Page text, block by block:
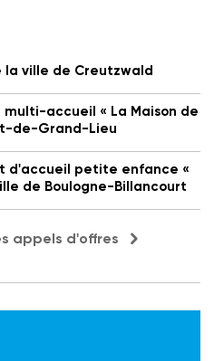
la ville de Creutzwald
accueil « La Maison de
de-Grand-Lieu
d'accueil petite enfance «
de Boulogne-Billancourt
appels d'offres